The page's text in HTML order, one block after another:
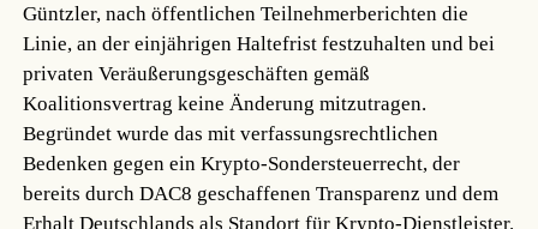
Güntzler, nach öffentlichen Teilnehmerberichten die
Linie, an der einjährigen Haltefrist festzuhalten und bei
privaten Veräußerungsgeschäften gemäß
Koalitionsvertrag keine Änderung mitzutragen.
Begründet wurde das mit verfassungsrechtlichen
Bedenken gegen ein Krypto-Sondersteuerrecht, der
bereits durch DAC8 geschaffenen Transparenz und dem
Erhalt Deutschlands als Standort für Krypto-Dienstleister.